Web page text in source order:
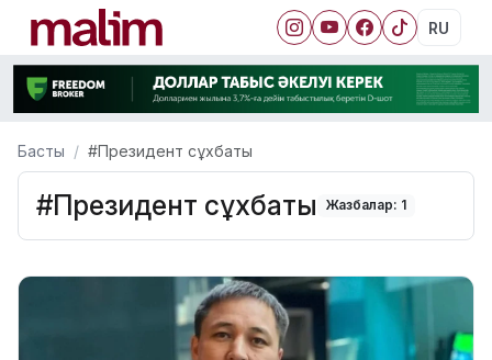
RU
Басты #Президент сұхбаты
#Президент сұхбаты Жазбалар: 1